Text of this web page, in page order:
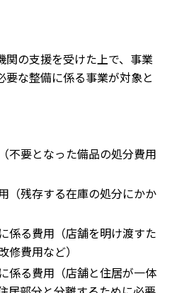
関の支援を受けた上で、事業
な整備に係る事業が対象と
不要となった備品の処分費用
（残存する在庫の処分にかか
係る費用（店舗を明け渡すた
修費用など）
係る費用（店舗と住居が一体